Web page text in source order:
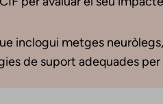
inclogui metges
de suport adequades